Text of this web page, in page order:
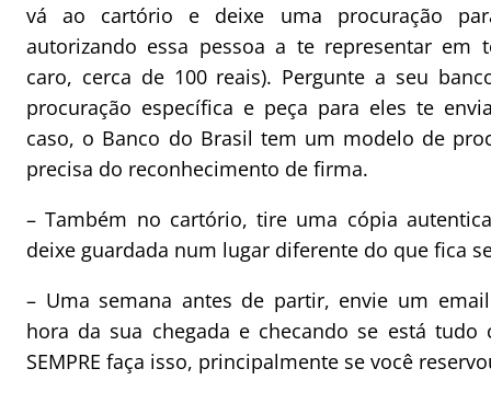
vá ao cartório e deixe uma procuração
autorizando essa pessoa a te representar em
caro, cerca de 100 reais). Pergunte a seu
procuração específica e peça para eles te
caso, o Banco do Brasil tem um modelo de
precisa do reconhecimento de firma.
– Também no cartório, tire uma cópia
deixe guardada num lugar diferente do que fica
– Uma semana antes de partir, envie um
hora da sua chegada e checando se está tudo
SEMPRE faça isso, principalmente se você